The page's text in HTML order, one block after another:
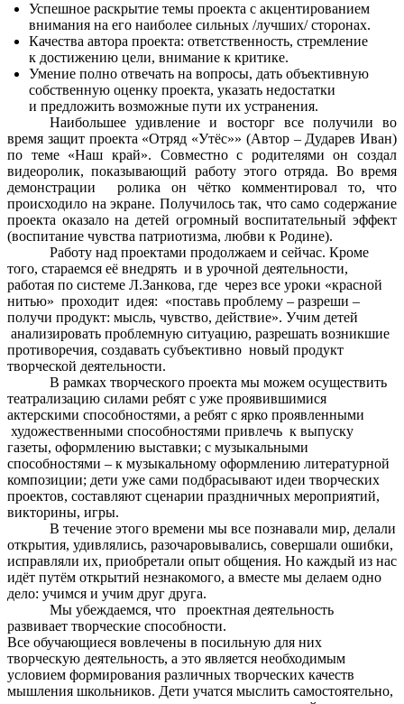
Успешное раскрытие темы проекта с акцентированием
внимания на его наиболее сильных /лучших/ сторонах.
Качества автора проекта: ответственность, стремление
к достижению цели, внимание к критике.
Умение полно отвечать на вопросы, дать объективную
собственную оценку проекта, указать недостатки
и предложить возможные пути их устранения.
Наибольшее удивление и восторг все получили во
время защит проекта «Отряд «Утёс»» (Автор – Дударев Иван)
по теме «Наш край». Совместно с родителями он создал
видеоролик, показывающий работу этого отряда. Во время
демонстрации ролика он чётко комментировал то, что
происходило на экране. Получилось так, что само содержание
проекта оказало на детей огромный воспитательный эффект
(воспитание чувства патриотизма, любви к Родине).
Работу над проектами продолжаем и сейчас. Кроме
того, стараемся её внедрять и в урочной деятельности,
работая по системе Л.Занкова, где через все уроки «красной
нитью» проходит идея: «поставь проблему – разреши –
получи продукт: мысль, чувство, действие». Учим детей
анализировать проблемную ситуацию, разрешать возникшие
противоречия, создавать субъективно новый продукт
творческой деятельности.
В рамках творческого проекта мы можем осуществить
театрализацию силами ребят с уже проявившимися
актерскими способностями, а ребят с ярко проявленными
художественными способностями привлечь к выпуску
газеты, оформлению выставки; с музыкальными
способностями – к музыкальному оформлению литературной
композиции; дети уже сами подбрасывают идеи творческих
проектов, составляют сценарии праздничных мероприятий,
викторины, игры.
В течение этого времени мы все познавали мир, делали
открытия, удивлялись, разочаровывались, совершали ошибки,
исправляли их, приобретали опыт общения. Но каждый из нас
идёт путём открытий незнакомого, а вместе мы делаем одно
дело: учимся и учим друг друга.
Мы убеждаемся, что проектная деятельность
развивает творческие способности.
Все обучающиеся вовлечены в посильную для них
творческую деятельность, а это является необходимым
условием формирования различных творческих качеств
мышления школьников. Дети учатся мыслить самостоятельно,